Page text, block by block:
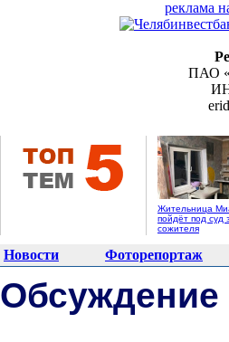
реклама
ПАО
Жительница
пойдёт под суд
сожителя
Новости Фоторепортаж